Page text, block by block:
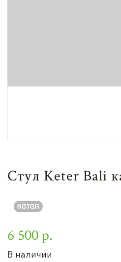
Стул Keter Bali
6 500 р.
В наличии